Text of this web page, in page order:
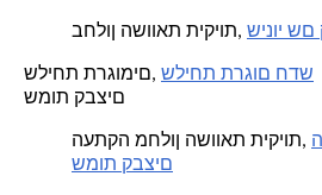
בחלון השוואת תיקיות, שם קבצים
שליחת תרגומים, שליחת תרגום חדש
שמות קבצים
העתקה מחלון השוואת תיקיות,
שמות קבצים